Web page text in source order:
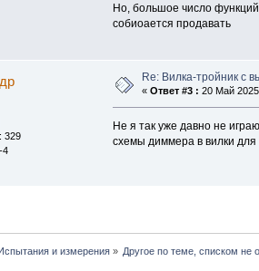
Но, большое число функций
собиоается продавать
329
4
Re: Вилка-тройник с
«Ответ #3 : 20 Май
Не я так уже давно не
схемы диммера в вилки
и измерения» Другое по теме, списком не